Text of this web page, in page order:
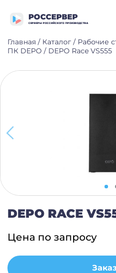
РОССЕРВЕР
СЕРВЕРЫ РОССИЙСКОГО ПРОИЗВОДСТВА
Главная / Каталог / Рабочие
ПК DEPO / DEPO Race VS555
DEPO RACE
Цена по запросу